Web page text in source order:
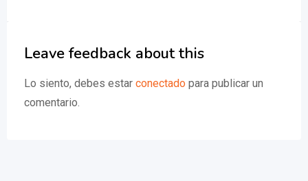
Leave feedback about this
Lo siento, debes estar conectado para publicar un
comentario.